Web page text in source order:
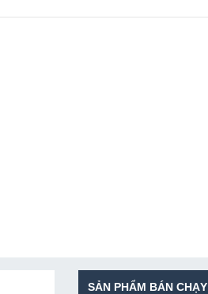
SẢN PHẨM BÁN CHẠY